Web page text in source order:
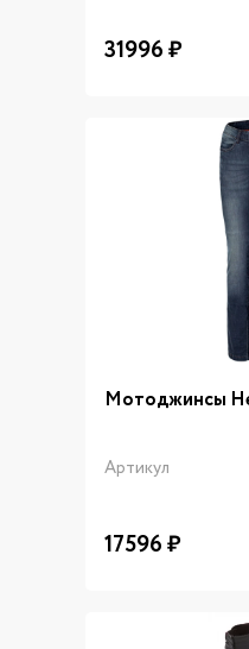
31996₽
Мотоджинсы
Артикул
17596₽